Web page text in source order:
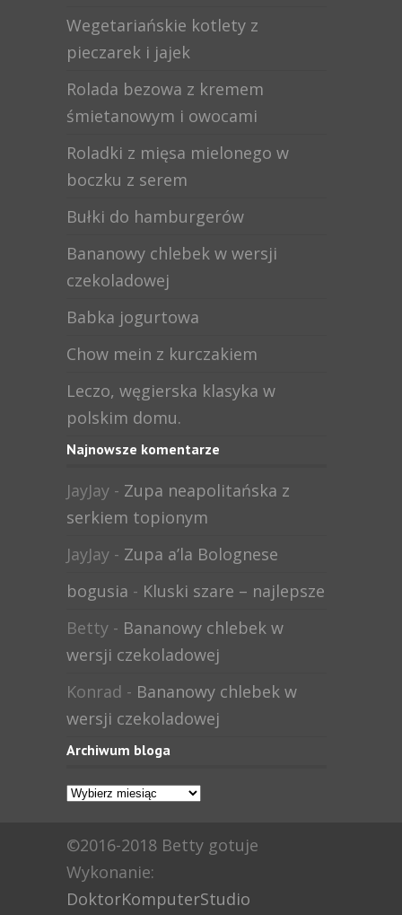
Wegetariańskie kotlety z
pieczarek i jajek
Rolada bezowa z kremem
śmietanowym i owocami
Roladki z mięsa mielonego w
boczku z serem
Bułki do hamburgerów
Bananowy chlebek w wersji
czekoladowej
Babka jogurtowa
Chow mein z kurczakiem
Leczo, węgierska klasyka w
polskim domu.
Najnowsze komentarze
JayJay - Zupa neapolitańska z
serkiem topionym
JayJay - Zupa a’la Bolognese
bogusia - Kluski szare – najlepsze
Betty - Bananowy chlebek w
wersji czekoladowej
Konrad - Bananowy chlebek w
wersji czekoladowej
Archiwum bloga
Archiwum
©2016-2018 Betty gotuje
Wykonanie:
DoktorKomputerStudio